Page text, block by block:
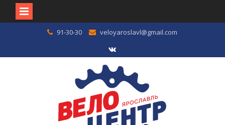
91-30-30 veloyaroslavl@gmail.com
VK